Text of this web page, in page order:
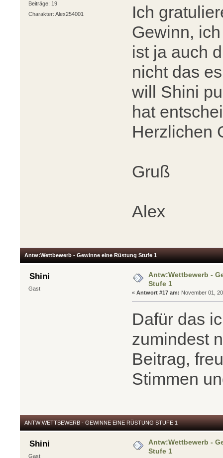
Beiträge: 19
Charakter: Alex254001
Ich
Gewinn,
ist ja auch
nicht das
will Shini
hat
Herzlichen
Gruß
Alex
Antw:Wettbewerb - Gewinne eine Rüstung Stufe 1
Shini
Gast
Antw:Wettbewerb -
Stufe 1
«Antwort #17 am: November 01,
Dafür das
zumindest
Beitrag,
Stimmen
ANTW:WETTBEWERB - GEWINNE EINE RÜSTUNG STUFE 1
Shini
Gast
Antw:Wettbewerb -
Stufe 1